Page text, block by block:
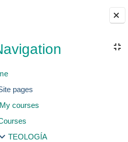
pages
My courses
TEOLOGÍA